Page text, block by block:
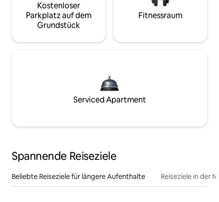
Kostenloser
Parkplatz auf dem
Grundstück
Fitnessraum
Serviced Apartment
Spannende Reiseziele
Beliebte Reiseziele für längere Aufenthalte Reiseziele in der